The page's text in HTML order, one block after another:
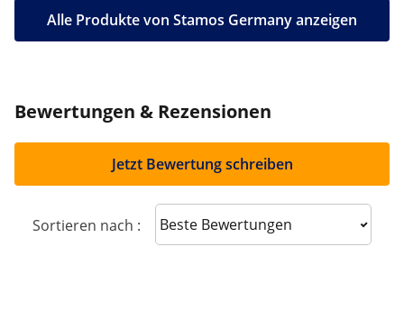
Alle Produkte von Stamos Germany anzeigen
Bewertungen & Rezensionen
Jetzt Bewertung schreiben
Sortieren nach : Sort reviews